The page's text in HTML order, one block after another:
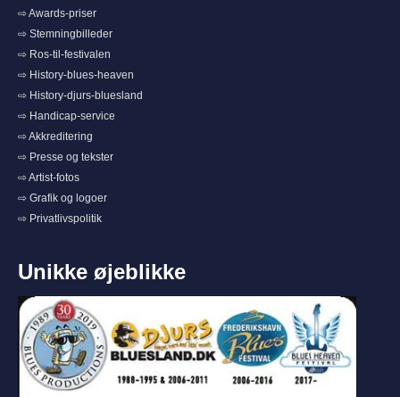
⇨ Awards-priser
⇨ Stemningbilleder
⇨ Ros-til-festivalen
⇨ History-blues-heaven
⇨ History-djurs-bluesland
⇨ Handicap-service
⇨ Akkreditering
⇨ Presse og tekster
⇨ Artist-fotos
⇨ Grafik og logoer
⇨ Privatlivspolitik
Unikke øjeblikke